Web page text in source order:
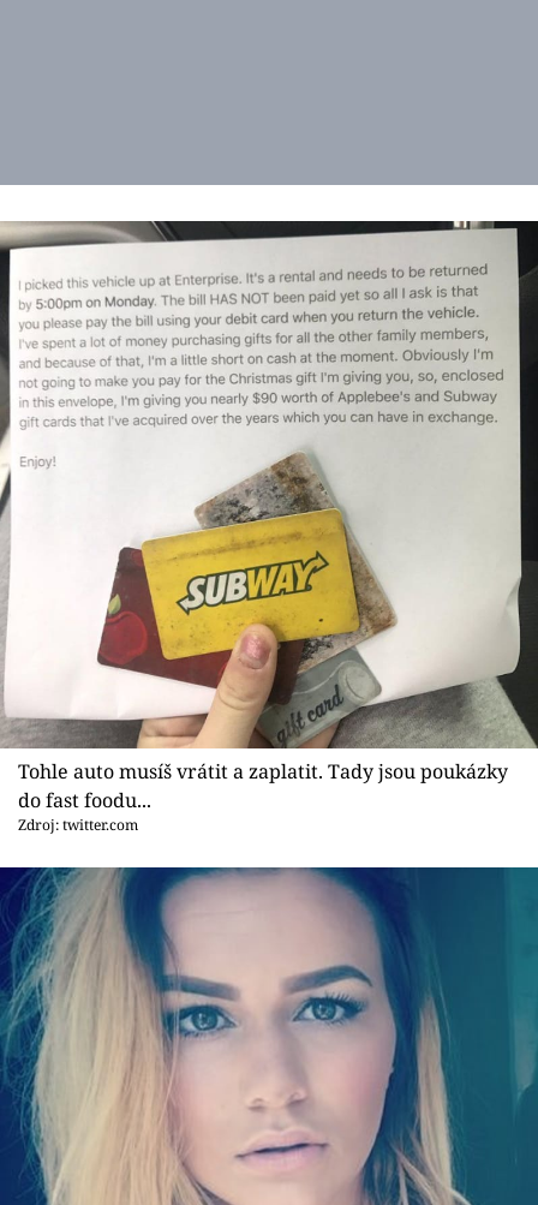
Tohle auto musíš vrátit a zaplatit. Tady jsou poukázky
do fast foodu...
Zdroj: twitter.com